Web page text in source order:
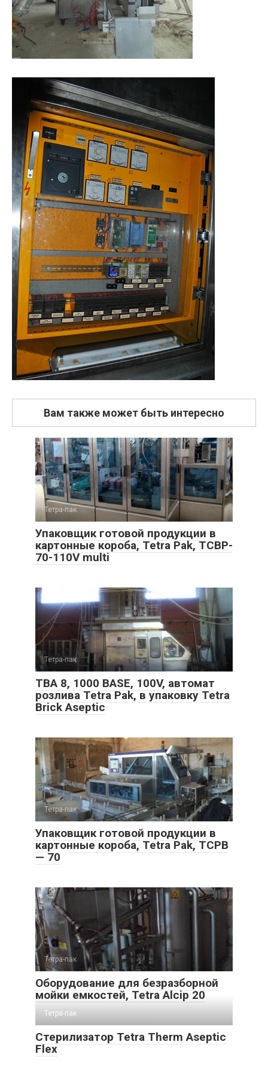
Вам также может быть интересно
Тетра-пак
Упаковщик готовой продукции в
картонные короба, Tetra Pak, TCBP-
70-110V multi
Тетра-пак
TBA 8, 1000 BASE, 100V, автомат
розлива Tetra Pak, в упаковку Tetra
Brick Aseptic
Тетра-пак
Упаковщик готовой продукции в
картонные короба, Tetra Pak, TCPB
— 70
Тетра-пак
Оборудование для безразборной
мойки емкостей, Tetra Alcip 20
Тетра-пак
Стерилизатор Tetra Therm Aseptic
Flex